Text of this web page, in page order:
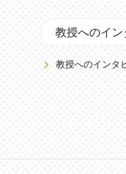
教授へのイン
教授へのインタ